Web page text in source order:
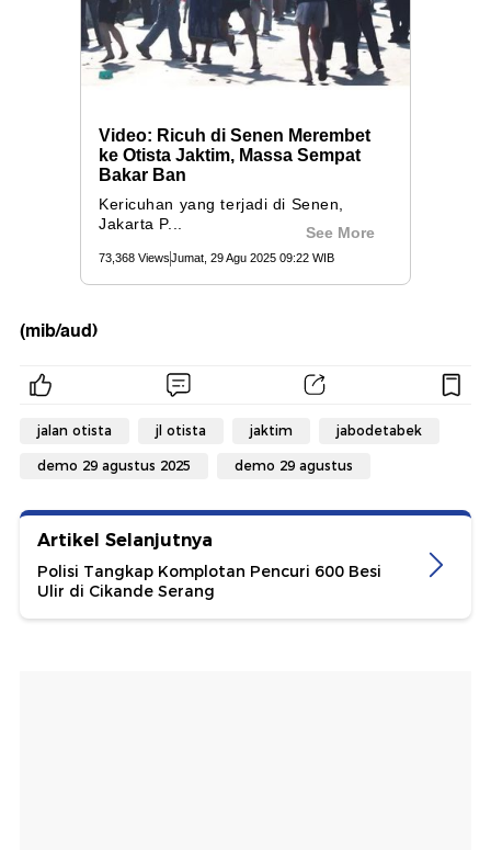
(mib/aud)
jalan otista jl otista jaktim jabodetabek
demo 29 agustus 2025 demo 29 agustus
Artikel Selanjutnya
Polisi Tangkap Komplotan Pencuri 600 Besi
Ulir di Cikande Serang